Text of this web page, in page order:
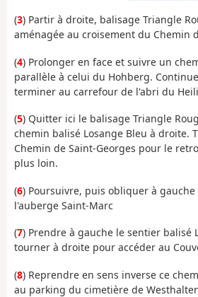
(3) Partir à droite, balisage Triangle
aménagée au croisement du Chemin
(4) Prolonger en face et suivre un
parallèle à celui du Hohberg.
terminer au carrefour de l'abri du
(5) Quitter ici le balisage Triangle
chemin balisé Losange Bleu à droite.
Chemin de Saint-Georges pour le
plus loin.
(6) Poursuivre, puis obliquer à
l'auberge Saint-Marc
(7) Prendre à gauche le sentier balisé
tourner à droite pour accéder au
(8) Reprendre en sens inverse ce
au parking du cimetière de